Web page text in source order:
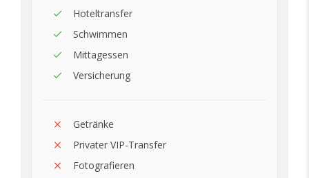
Hoteltransfer
Schwimmen
Mittagessen
Versicherung
Getränke
Privater VIP-Transfer
Fotografieren